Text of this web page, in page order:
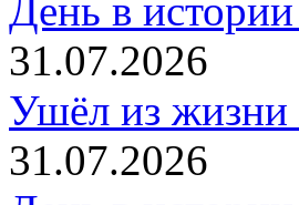
День в
31.07.2026
Ушёл из
31.07.2026